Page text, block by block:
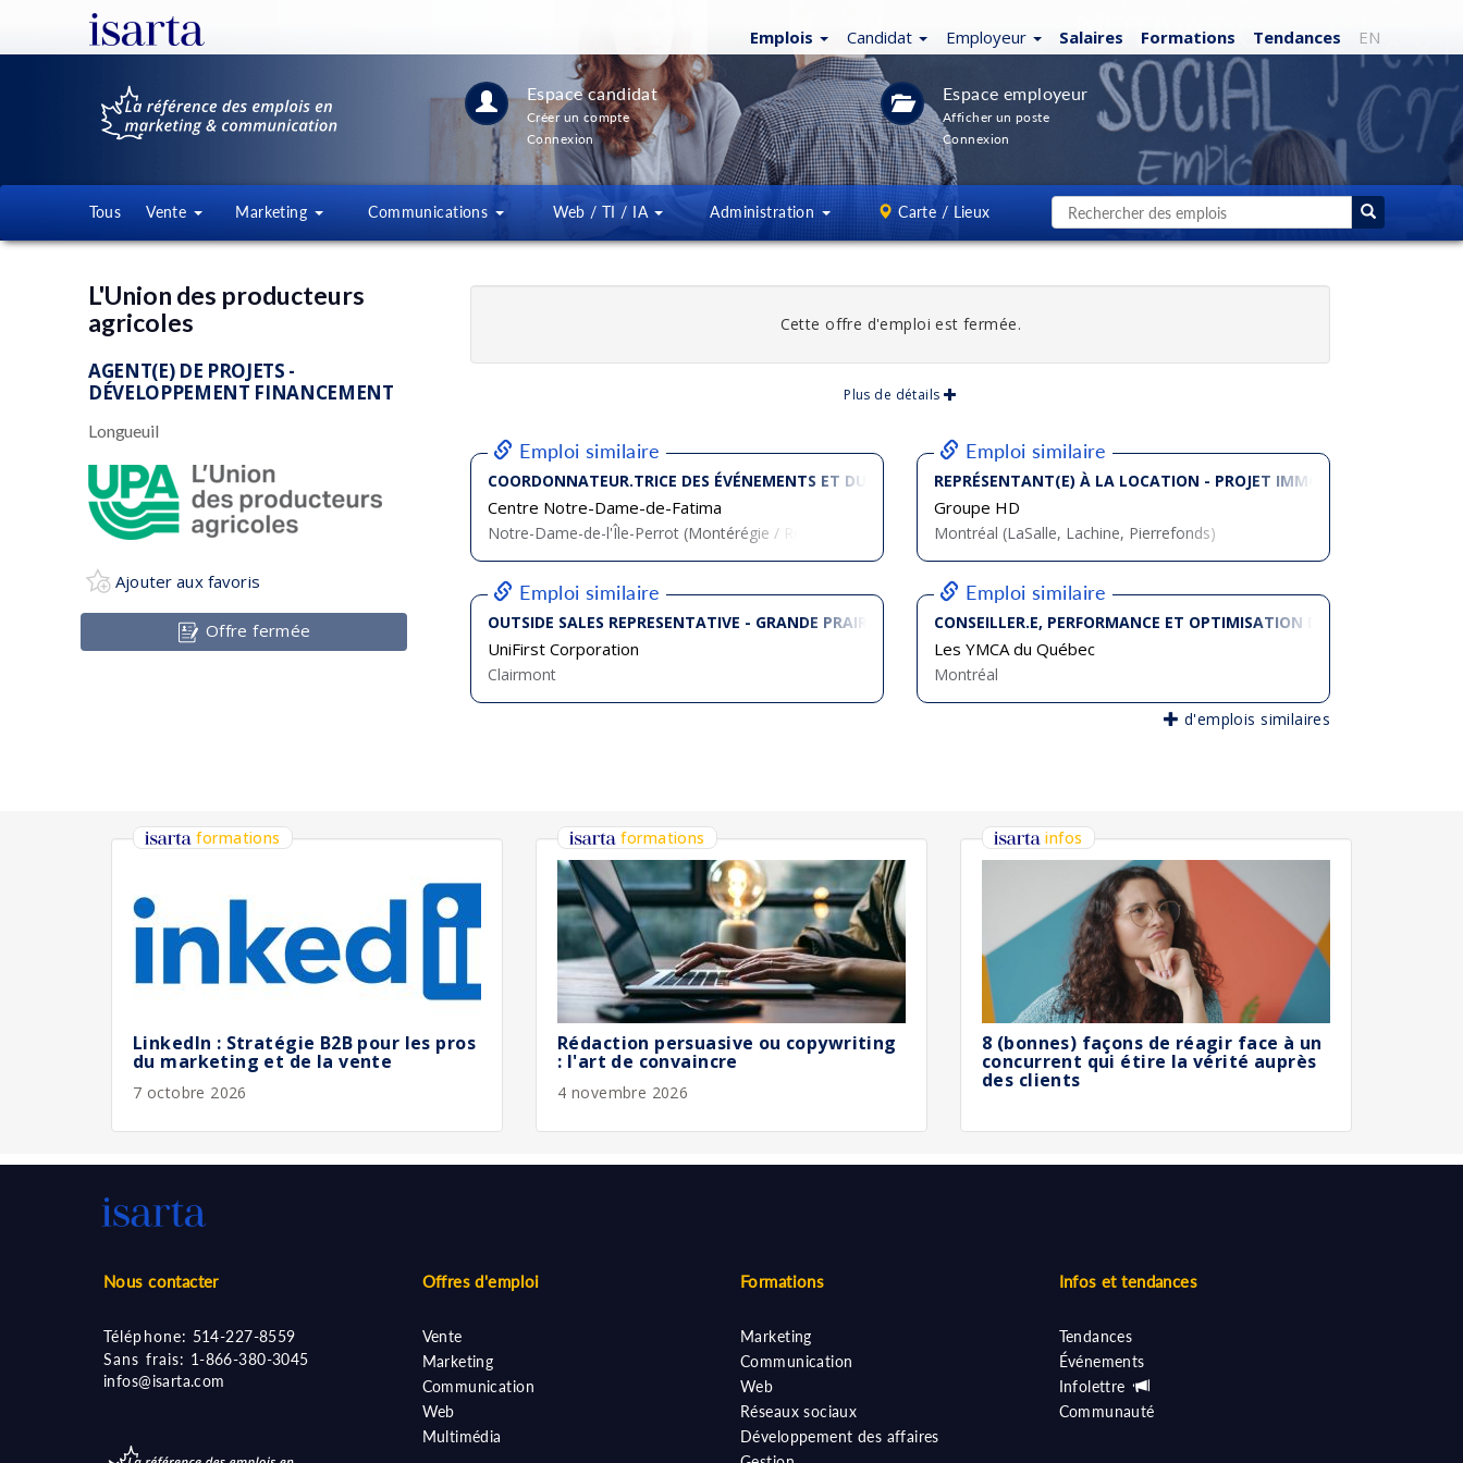
Emplois Candidat Employeur Salaires Formations Tendances EN
Espace candidat
Créer un compte
Connexion
Espace employeur
Afficher un poste
Connexion
Tous Vente Marketing Communications Web / TI / IA Administration Carte / Lieux
L'Union des producteurs
agricoles
AGENT(E) DE PROJETS -
DÉVELOPPEMENT FINANCEMENT
Longueuil
Ajouter aux favoris
Offre fermée
Cette offre d'emploi est fermée.
Plus de détails
Emploi similaire
COORDONNATEUR.TRICE DES ÉVÉNEMENTS ET DU DÉVELOPPEMENT PHILANTHROPIQUE
Centre Notre-Dame-de-Fatima
Notre-Dame-de-l'Île-Perrot (Montérégie / Région de Montréal)
Emploi similaire
REPRÉSENTANT(E) À LA LOCATION - PROJET IMMOBILIER NEUF
Groupe HD
Montréal (LaSalle, Lachine, Pierrefonds)
Emploi similaire
OUTSIDE SALES REPRESENTATIVE - GRANDE PRAIRIE - UNIFIRST CANADA
UniFirst Corporation
Clairmont
Emploi similaire
CONSEILLER.E, PERFORMANCE ET OPTIMISATION DES VENTE
Les YMCA du Québec
Montréal
d'emplois similaires
formations
LinkedIn : Stratégie B2B pour les pros
du marketing et de la vente
7 octobre 2026
formations
Rédaction persuasive ou copywriting
: l'art de convaincre
4 novembre 2026
infos
8 (bonnes) façons de réagir face à un
concurrent qui étire la vérité auprès
des clients
Nous contacter
Téléphone: 514-227-8559
Sans frais: 1-866-380-3045
infos@isarta.com
Offres d'emploi
Vente
Marketing
Communication
Web
Multimédia
Formations
Marketing
Communication
Web
Réseaux sociaux
Développement des affaires
Infos et tendances
Tendances
Événements
Infolettre
Communauté